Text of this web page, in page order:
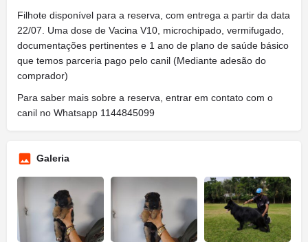
Filhote disponível para a reserva, com entrega a partir da data
22/07. Uma dose de Vacina V10, microchipado, vermifugado,
documentações pertinentes e 1 ano de plano de saúde básico
que temos parceria pago pelo canil (Mediante adesão do
comprador)
Para saber mais sobre a reserva, entrar em contato com o
canil no Whatsapp 1144845099
Galeria